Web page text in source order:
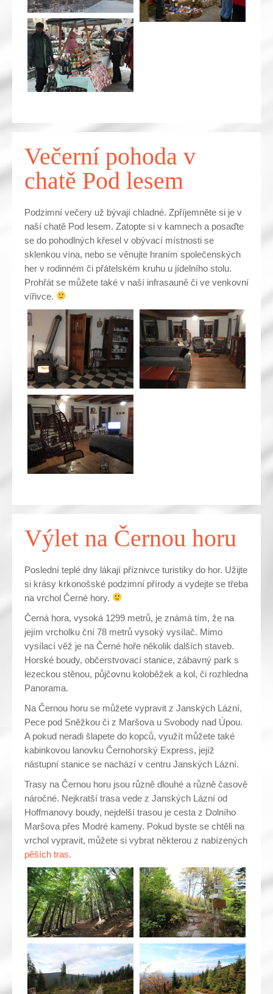
Večerní pohoda v
chatě Pod lesem
Podzimní večery už bývají chladné. Zpříjemněte si je v
naší chatě Pod lesem. Zatopte si v kamnech a posaďte
se do pohodlných křesel v obývací místnosti se
sklenkou vína, nebo se věnujte hraním společenských
her v rodinném či přátelském kruhu u jídelního stolu.
Prohřát se můžete také v naší infrasauně či ve venkovní
vířivce.
Výlet na Černou horu
Poslední teplé dny lákají příznivce turistiky do hor. Užijte
si krásy krkonošské podzimní přírody a vydejte se třeba
na vrchol Černé hory.
Černá hora, vysoká 1299 metrů, je známá tím, že na
jejím vrcholku ční 78 metrů vysoký vysílač. Mimo
vysílací věž je na Černé hoře několik dalších staveb.
Horské boudy, občerstvovací stanice, zábavný park s
lezeckou stěnou, půjčovnu koloběžek a kol, či rozhledna
Panorama.
Na Černou horu se můžete vypravit z Janských Lázní,
Pece pod Sněžkou či z Maršova u Svobody nad Úpou.
A pokud neradi šlapete do kopců, využít můžete také
kabinkovou lanovku Černohorský Express, jejíž
nástupní stanice se nachází v centru Janských Lázní.
Trasy na Černou horu jsou různě dlouhé a různě časově
náročné. Nejkratší trasa vede z Janských Lázní od
Hoffmanovy boudy, nejdelší trasou je cesta z Dolního
Maršova přes Modré kameny. Pokud byste se chtěli na
vrchol vypravit, můžete si vybrat některou z nabízených
pěších tras.